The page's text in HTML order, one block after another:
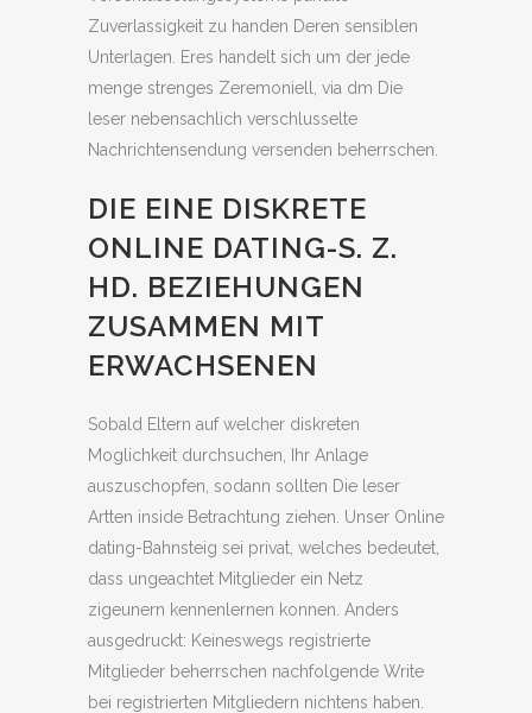
Zuverlassigkeit zu handen Deren sensiblen
Unterlagen. Eres handelt sich um der jede
menge strenges Zeremoniell, via dm Die
leser nebensachlich verschlusselte
Nachrichtensendung versenden beherrschen.
DIE EINE DISKRETE
ONLINE DATING-S. Z.
HD. BEZIEHUNGEN
ZUSAMMEN MIT
ERWACHSENEN
Sobald Eltern auf welcher diskreten
Moglichkeit durchsuchen, Ihr Anlage
auszuschopfen, sodann sollten Die leser
Artten inside Betrachtung ziehen. Unser Online
dating-Bahnsteig sei privat, welches bedeutet,
dass ungeachtet Mitglieder ein Netz
zigeunern kennenlernen konnen. Anders
ausgedruckt: Keineswegs registrierte
Mitglieder beherrschen nachfolgende Write
bei registrierten Mitgliedern nichtens haben.